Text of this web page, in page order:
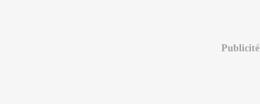
Publicité